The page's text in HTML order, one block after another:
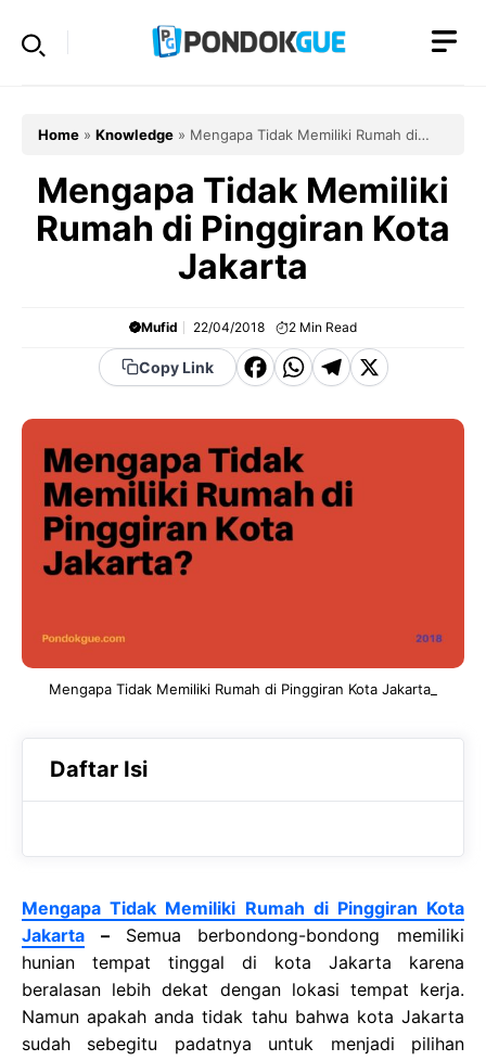
Home » Knowledge » Mengapa Tidak Memiliki Rumah di
Mengapa Tidak Memiliki
Rumah di Pinggiran Kota
Jakarta
Mufid 22/04/2018 2 Min Read
Copy Link
F
c
e
b
o
W
a
t
s
A
T
g
r
X
Mengapa Tidak Memiliki Rumah di Pinggiran Kota Jakarta_
Daftar Isi
Mengapa Tidak Memiliki Rumah di Pinggiran Kota
Jakarta – Semua berbondong-bondong memiliki
hunian tempat tinggal di kota Jakarta karena
beralasan lebih dekat dengan lokasi tempat kerja.
Namun apakah anda tidak tahu bahwa kota Jakarta
sudah sebegitu padatnya untuk menjadi pilihan